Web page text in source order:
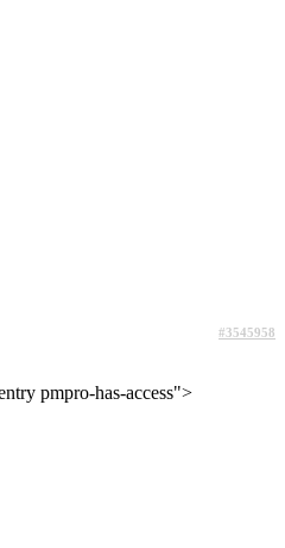
#3545958
pmpro-has-access">